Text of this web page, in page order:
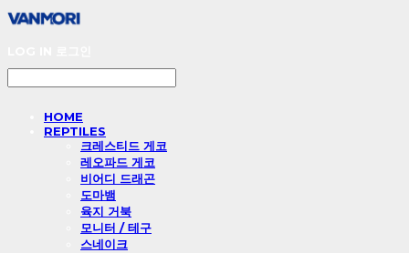
HOME
REPTILES
크레스티드 게코
레오파드 게코
비어디 드래곤
도마뱀
육지 거북
모니터 / 테구
스네이크